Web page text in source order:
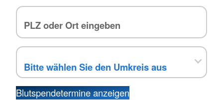
Blutspendetermine anzeigen